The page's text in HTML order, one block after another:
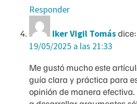
Responder
Iker Vigil Tomásdice:
19/05/2025 a las 21:33
Me gustó mucho este
guía clara y práctica para
opinión de manera